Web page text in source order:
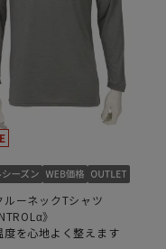
ルーネックTシャツ
》
度を心地よく整えます